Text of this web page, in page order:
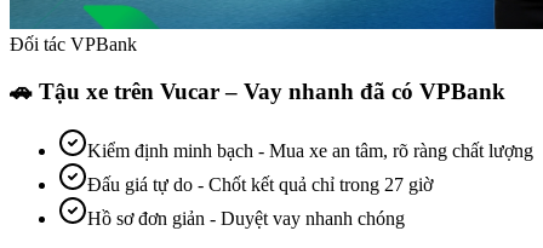
Đối tác VPBank
🚗 Tậu xe trên Vucar – Vay nhanh đã có VPBank
Kiểm định minh bạch - Mua xe an tâm, rõ ràng chất lượng
Đấu giá tự do - Chốt kết quả chỉ trong 27 giờ
Hồ sơ đơn giản - Duyệt vay nhanh chóng